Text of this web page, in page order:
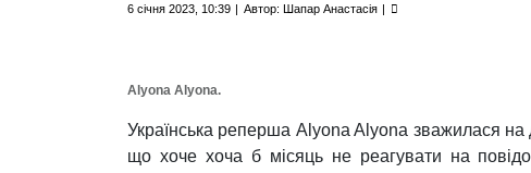
6 січня 2023, 10:39 Автор: Шапар Анастасія